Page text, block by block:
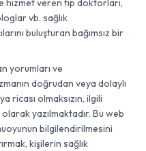
veren tıp doktorları,
vb. sağlık
buluşturan bağımsız bir
yorumları ve
doğrudan veya dolaylı
ricası olmaksızın, ilgili
yazılmaktadır. Bu web
bilgilendirilmesini
kişilerin sağlık